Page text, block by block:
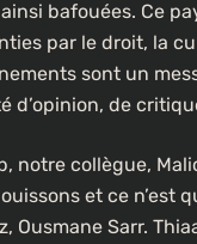
bafouées. Ce
par le droit, la
sont un
d’opinion, de
notre collègue,
et ce n’est
Ousmane Sarr.